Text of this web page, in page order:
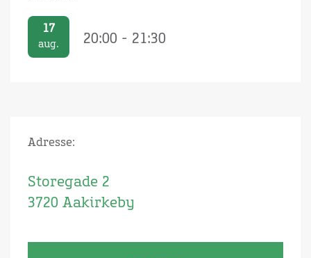
17
aug. 20:00 - 21:30
Adresse:
Storegade 2
3720 Aakirkeby